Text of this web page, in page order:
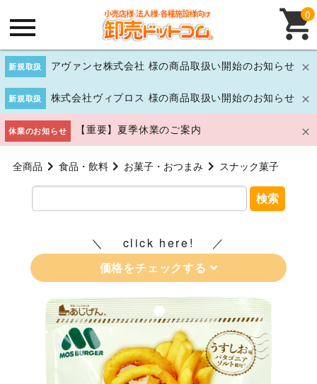
新規取扱 アヴァンセ株式会社 様の商品取扱い開始のお知らせ
新規取扱 株式会社ヴィプロス 様の商品取扱い開始のお知らせ
休業のお知らせ 【重要】夏季休業のご案内
0
全商品 食品・飲料 お菓子・おつまみ スナック菓子
検索
click here!
価格をチェックする